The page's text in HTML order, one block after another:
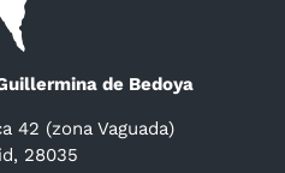
de Bedoya
42 (zona Vaguada)
28035